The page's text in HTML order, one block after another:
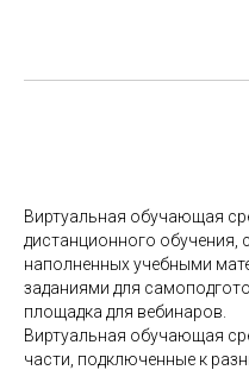
Виртуальная обучающая
дистанционного обучения,
наполненных учебными
заданиями для
площадка для вебинаров.
Виртуальная обучающая
части, подключенные к